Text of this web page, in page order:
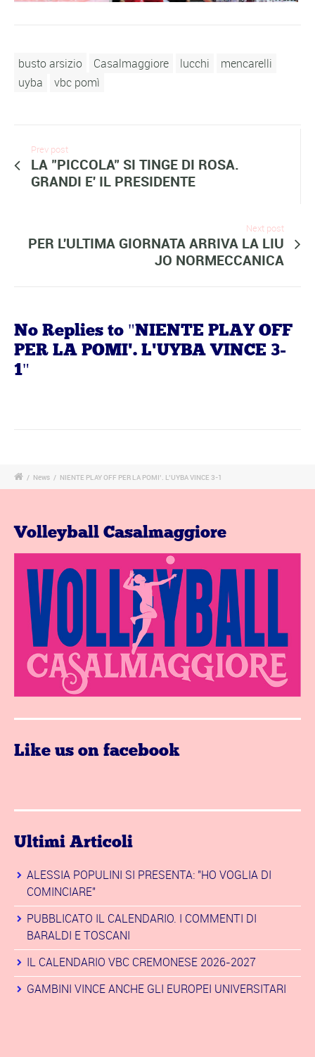
busto arsizio Casalmaggiore lucchi
mencarelli
uyba
vbc pomì
Prev post
LA "PICCOLA" SI TINGE DI ROSA.
GRANDI E' IL PRESIDENTE
Next post
PER L'ULTIMA GIORNATA ARRIVA LA LIU
JO NORMECCANICA
No Replies to "NIENTE PLAY OFF
PER LA POMI'. L'UYBA VINCE 3-
1"
/ News / NIENTE PLAY OFF PER LA POMI’. L’UYBA VINCE 3-1
Volleyball Casalmaggiore
Like us on facebook
Ultimi Articoli
ALESSIA POPULINI SI PRESENTA: "HO VOGLIA DI
COMINCIARE"
PUBBLICATO IL CALENDARIO. I COMMENTI DI
BARALDI E TOSCANI
IL CALENDARIO VBC CREMONESE 2026-2027
GAMBINI VINCE ANCHE GLI EUROPEI UNIVERSITARI